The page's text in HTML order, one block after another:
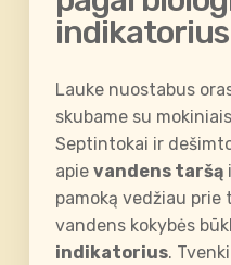
indikatorius
Lauke nuostabus
skubame su
Septintokai ir
apievandens taršą
pamoką vedžiau
vandens kokybės
indikatorius.